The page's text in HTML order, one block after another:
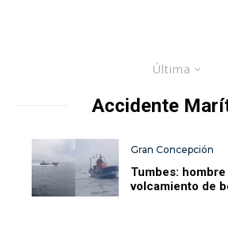
Última
Accidente
Gran Concepción
Tumbes:
volcamiento de